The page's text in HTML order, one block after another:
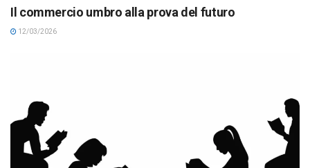
Il commercio umbro alla prova del futuro
12/03/2026